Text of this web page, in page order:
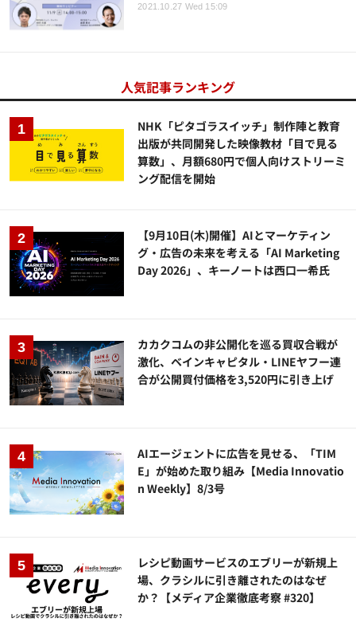
2021.10.27 Wed 15:09
人気記事ランキング
NHK「ピタゴラスイッチ」制作陣と教育
出版が共同開発した映像教材「目で見る
算数」、月額680円で個人向けストリーミ
ング配信を開始
【9月10日(木)開催】AIとマーケティン
グ・広告の未来を考える「AI Marketing
Day 2026」、キーノートは西口一希氏
カカクコムの非公開化を巡る買収合戦が
激化、ベインキャピタル・LINEヤフー連
合が公開買付価格を3,520円に引き上げ
AIエージェントに広告を見せる、「TIM
E」が始めた取り組み【Media Innovatio
n Weekly】8/3号
レシピ動画サービスのエブリーが新規上
場、クラシルに引き離されたのはなぜ
か？【メディア企業徹底考察 #320】